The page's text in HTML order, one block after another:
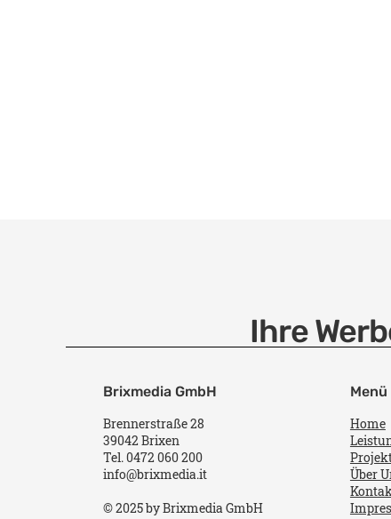
Ihre
Brixmedia GmbH
Brennerstraße 28
39042 Brixen
Tel. 0472 060 200
info@brixmedia.it
© 2025 by Brixmedia GmbH
Menü
Home
Über